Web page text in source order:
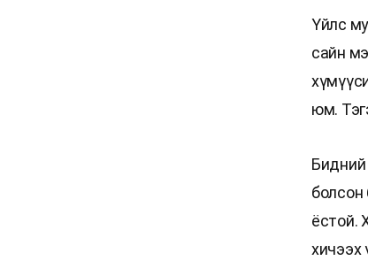
Үйлс
сайн
юм.
Бидний
ёстой.
хичээх